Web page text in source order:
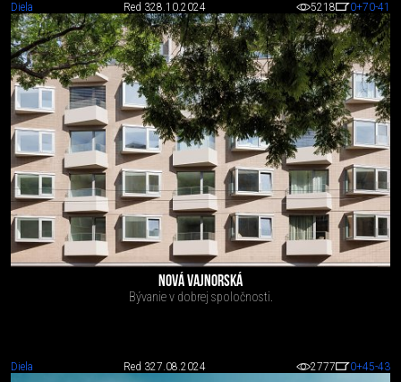
Diela Red 328.10.2024 5218 0+70-41
NOVÁ VAJNORSKÁ
Bývanie v dobrej spoločnosti.
Diela Red 327.08.2024 2777 0+45-43